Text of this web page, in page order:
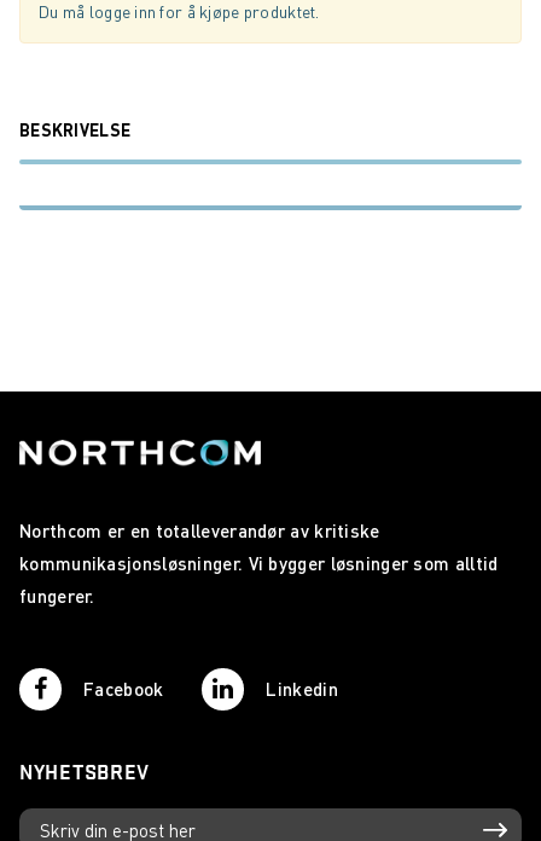
Du må logge inn for å kjøpe produktet.
BESKRIVELSE
Northcom er en totalleverandør av kritiske
kommunikasjonsløsninger. Vi bygger løsninger som alltid
fungerer.
Facebook Linkedin
NYHETSBREV